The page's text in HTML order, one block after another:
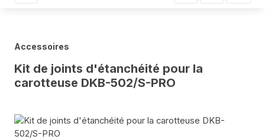
Accessoires
Kit de joints d'étanchéité pour la
carotteuse DKB-502/S-PRO
Sauter la galerie d'images